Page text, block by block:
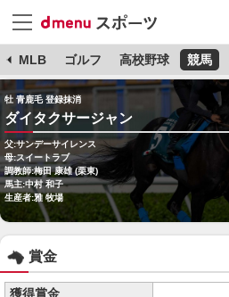
MLB ゴルフ 高校野球 競馬
牡 青鹿毛 登録抹消
ダイタクサージャン
父:サンデーサイレンス
母:スイートラブ
調教師:梅田 康雄 (栗東)
馬主:中村 和子
生産者:雅 牧場
賞金
獲得賞金